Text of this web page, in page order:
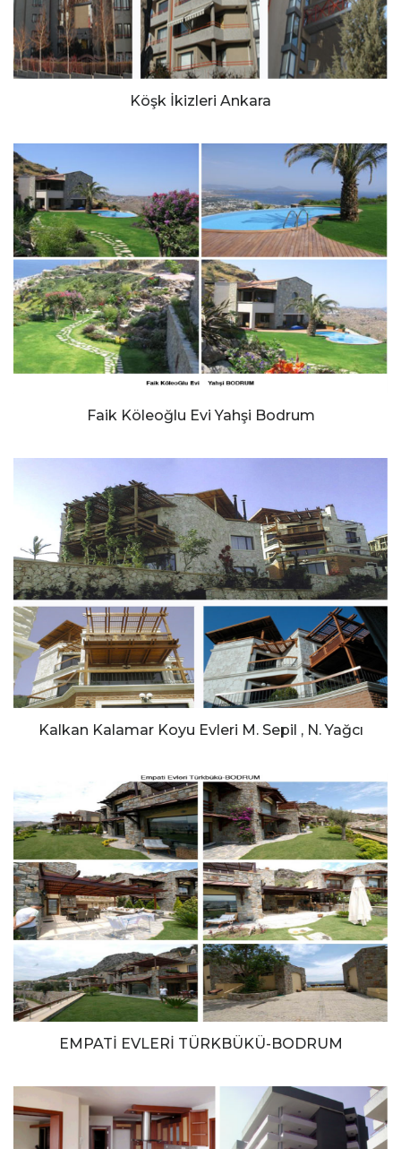
Köşk İkizleri Ankara
Faik Köleoğlu Evi Yahşi Bodrum
Kalkan Kalamar Koyu Evleri M. Sepil , N. Yağcı
EMPATİ EVLERİ TÜRKBÜKÜ-BODRUM